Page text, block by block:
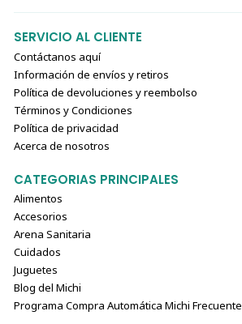
SERVICIO AL CLIENTE
Contáctanos aquí
Información de envíos y retiros
Política de devoluciones y reembolso
Términos y Condiciones
Política de privacidad
Acerca de nosotros
CATEGORIAS PRINCIPALES
Alimentos
Accesorios
Arena Sanitaria
Cuidados
Juguetes
Blog del Michi
Programa Compra Automática Michi Frecuente